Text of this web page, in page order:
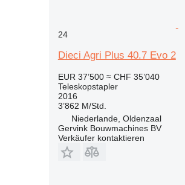
24
Dieci Agri Plus 40.7 Evo 2
EUR 37’500 ≈ CHF 35’040
Teleskopstapler
2016
3’862 M/Std.
Niederlande, Oldenzaal
Gervink Bouwmachines BV
Verkäufer kontaktieren